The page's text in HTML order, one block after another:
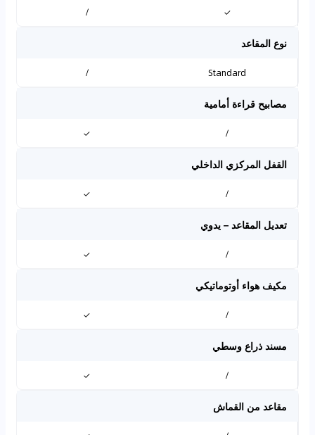
✓
/
نوع المقاعد
Standard
/
مصابيح قراءة أمامية
/
✓
القفل المركزي الداخلي
/
✓
تعديل المقاعد – يدوي
/
✓
مكيف هواء أوتوماتيكي
/
✓
مسند ذراع وسطي
/
✓
مقاعد من القماش